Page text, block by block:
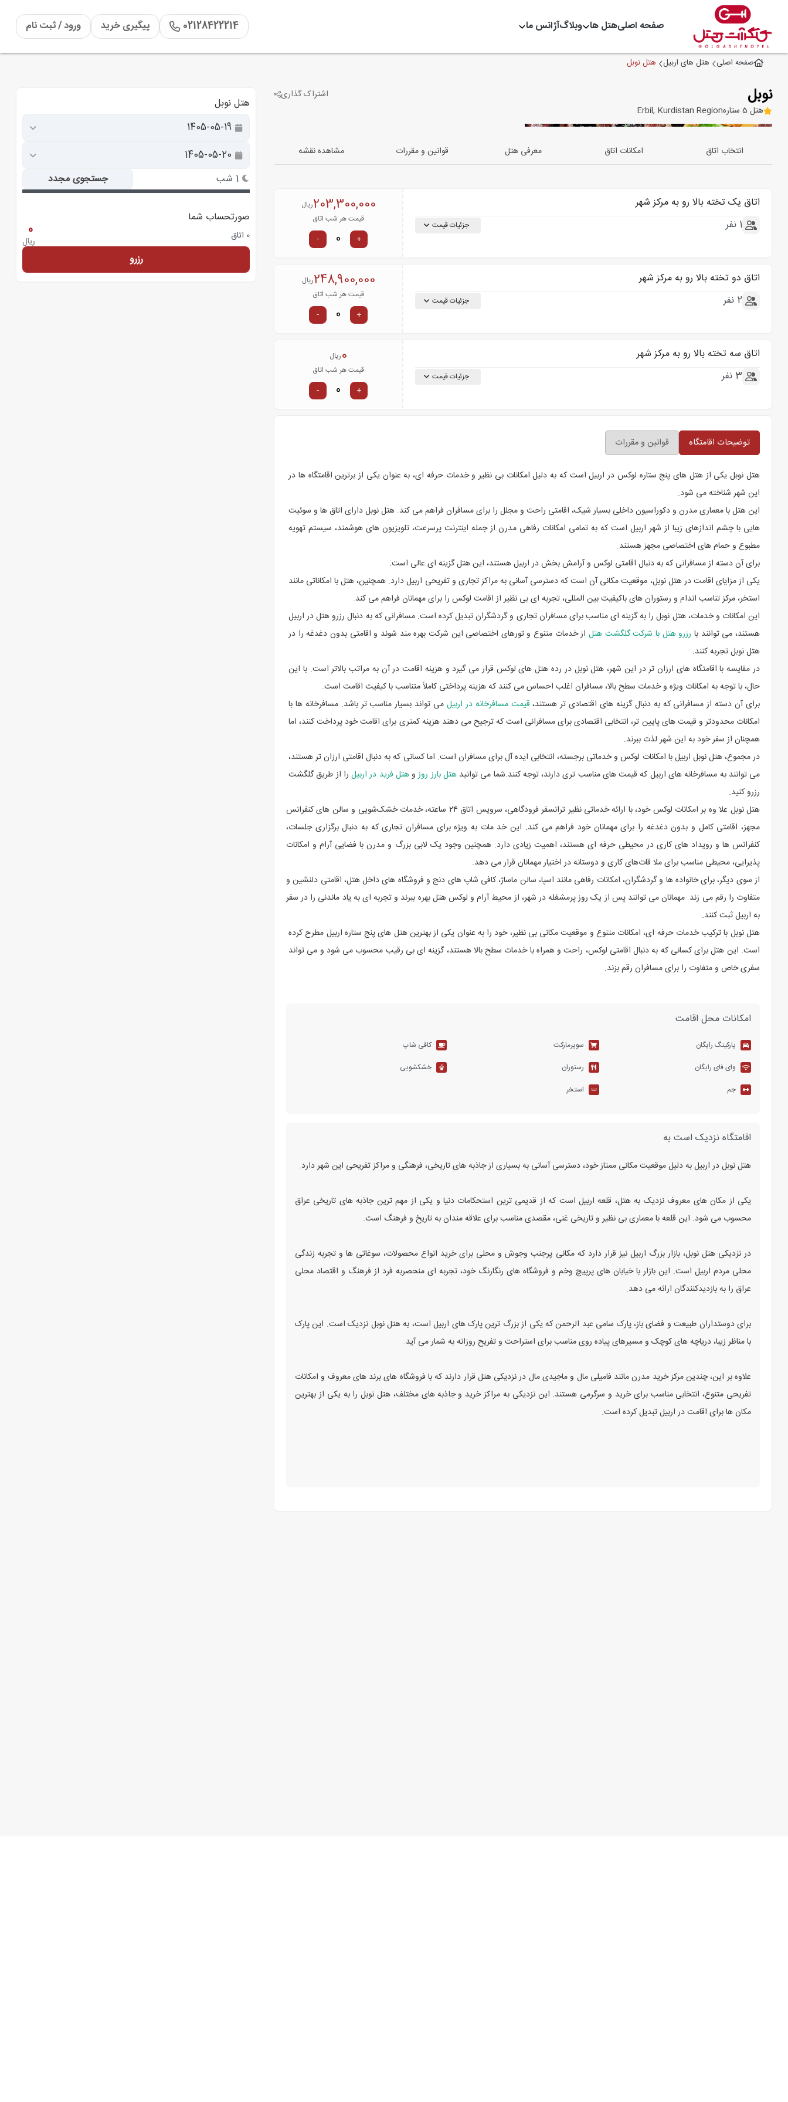
صفحه اصلیهتل ها وبلاگآژانس ما 02128422214 پیگیری خرید ورود / ثبت نام
صفحه اصلی هتل های اربیل هتل نوبل
نوبل
هتل 5 ستاره Erbil, Kurdistan Region
اشتراک گذاری
انتخاب اتاق امکانات اتاق معرفی هتل قوانین و مقررات مشاهده نقشه
اتاق یک تخته بالا رو به مرکز شهر
1 نفر
جزئیات قیمت
203,300,000ریال
قیمت هر شب اتاق
+
-
اتاق دو تخته بالا رو به مرکز شهر
2 نفر
جزئیات قیمت
248,900,000ریال
قیمت هر شب اتاق
+
-
اتاق سه تخته بالا رو به مرکز شهر
3 نفر
جزئیات قیمت
0ریال
قیمت هر شب اتاق
+
-
توضیحات اقامتگاه قوانین و مقررات
هتل نوبل یکی از هتل های پنج ستاره لوکس در اربیل است که به دلیل امکانات بی نظیر و خدمات حرفه ای، به عنوان یکی از برترین اقامتگاه ها در
این شهر شناخته می شود.
این هتل با معماری مدرن و دکوراسیون داخلی بسیار شیک، اقامتی راحت و مجلل را برای مسافران فراهم می کند. هتل نوبل دارای اتاق ها و سوئیت
هایی با چشم اندازهای زیبا از شهر اربیل است که به تمامی امکانات رفاهی مدرن از جمله اینترنت پرسرعت، تلویزیون های هوشمند، سیستم تهویه
مطبوع و حمام های اختصاصی مجهز هستند.
برای آن دسته از مسافرانی که به دنبال اقامتی لوکس و آرامش بخش در اربیل هستند، این هتل گزینه ای عالی است.
یکی از مزایای اقامت در هتل نوبل، موقعیت مکانی آن است که دسترسی آسانی به مراکز تجاری و تفریحی اربیل دارد. همچنین، هتل با امکاناتی مانند
استخر، مرکز تناسب اندام و رستوران های باکیفیت بین المللی، تجربه ای بی نظیر از اقامت لوکس را برای مهمانان فراهم می کند.
این امکانات و خدمات، هتل نوبل را به گزینه ای مناسب برای مسافران تجاری و گردشگران تبدیل کرده است. مسافرانی که به دنبال رزرو هتل در اربیل
هستند، می توانند با رزرو هتل با شرکت گلگشت هتلاز خدمات متنوع و تورهای اختصاصی این شرکت بهره مند شوند و اقامتی بدون دغدغه را در
هتل نوبل تجربه کنند.
در مقایسه با اقامتگاه های ارزان تر در این شهر، هتل نوبل در رده هتل های لوکس قرار می گیرد و هزینه اقامت در آن به مراتب بالاتر است. با این
حال، با توجه به امکانات ویژه و خدمات سطح بالا، مسافران اغلب احساس می کنند که هزینه پرداختی کاملاً متناسب با کیفیت اقامت است.
برای آن دسته از مسافرانی که به دنبال گزینه های اقتصادی تر هستند، قیمت مسافرخانه در اربیل می تواند بسیار مناسب تر باشد. مسافرخانه ها با
امکانات محدودتر و قیمت های پایین تر، انتخابی اقتصادی برای مسافرانی است که ترجیح می دهند هزینه کمتری برای اقامت خود پرداخت کنند، اما
همچنان از سفر خود به این شهر لذت ببرند.
در مجموع، هتل نوبل اربیل با امکانات لوکس و خدماتی برجسته، انتخابی ایده آل برای مسافران است. اما کسانی که به دنبال اقامتی ارزان تر هستند،
می توانند به مسافرخانه های اربیل که قیمت های مناسب تری دارند، توجه کنند.شما می توانیدهتل بارز روزوهتل فرید در اربیلرا از طریق گلگشت
رزرو کنید.
هتل نوبل علا وه بر امکانات لوکس خود، با ارائه خدماتی نظیر ترانسفر فرودگاهی، سرویس اتاق ۲۴ ساعته، خدمات خشک‌شویی و سالن ‌های کنفرانس
مجهز، اقامتی کامل و بدون دغدغه را برای مهمانان خود فراهم می ‌کند. این خد مات به ‌ویژه برای مسافران تجاری که به ‌دنبال برگزاری جلسات،
کنفرانس ‌ها و رویداد های کاری در محیطی حرفه ‌ای هستند، اهمیت زیادی دارد. همچنین وجود یک لابی بزرگ و مدرن با فضایی آرام و امکانات
پذیرایی، محیطی مناسب برای ملا قات‌های کاری و دوستانه در اختیار مهمانان قرار می ‌دهد.
از سوی دیگر، برای خانواده‌ ها و گردشگران، امکانات رفاهی مانند اسپا، سالن ماساژ، کافی ‌شاپ‌ های دنج و فروشگاه ‌های داخل هتل، اقامتی دلنشین و
متفاوت را رقم می ‌زند. مهمانان می ‌توانند پس از یک روز پرمشغله در شهر، از محیط آرام و لوکس هتل بهره ببرند و تجربه ‌ای به ‌یاد ماندنی را در سفر
به اربیل ثبت کنند.
هتل نوبل با ترکیب خدمات حرفه ‌ای، امکانات متنوع و موقعیت مکانی بی ‌نظیر، خود را به‌ عنوان یکی از بهترین هتل ‌های پنج ستاره اربیل مطرح کرده
است. این هتل برای کسانی که به ‌دنبال اقامتی لوکس، راحت و همراه با خدمات سطح بالا هستند، گزینه ‌ای بی ‌رقیب محسوب می ‌شود و می ‌تواند
سفری خاص و متفاوت را برای مسافران رقم بزند.
امکانات محل اقامت
پارکینگ رایگان سوپرمارکت
کافی شاپ
وای فای رایگان
رستوران
خشکشویی
جم
استخر
اقامتگاه نزدیک است به
هتل نوبل در اربیل به دلیل موقعیت مکانی ممتاز خود، دسترسی آسانی به بسیاری از جاذبه‌ های تاریخی، فرهنگی و مراکز تفریحی این شهر دارد.
یکی از مکان ‌های معروف نزدیک به هتل، قلعه اربیل است که از قدیمی ‌ترین استحکامات دنیا و یکی از مهم‌ ترین جاذبه‌ های تاریخی عراق
محسوب می ‌شود. این قلعه با معماری بی ‌نظیر و تاریخی غنی، مقصدی مناسب برای علاقه ‌مندان به تاریخ و فرهنگ است.
در نزدیکی هتل نوبل، بازار بزرگ اربیل نیز قرار دارد که مکانی پرجنب ‌وجوش و محلی برای خرید انواع محصولات، سوغاتی ‌ها و تجربه زندگی
محلی مردم اربیل است. این بازار با خیابان ‌های پرپیچ‌ وخم و فروشگاه‌ های رنگارنگ خود، تجربه ‌ای منحصربه ‌فرد از فرهنگ و اقتصاد محلی
عراق را به بازدیدکنندگان ارائه می ‌دهد.
برای دوستداران طبیعت و فضای باز، پارک سامی عبد الرحمن که یکی از بزرگ ‌ترین پارک‌ های اربیل است، به هتل نوبل نزدیک است. این پارک
با مناظر زیبا، دریاچه ‌های کوچک و مسیرهای پیاده ‌روی مناسب برای استراحت و تفریح روزانه به شمار می ‌آید.
علاوه بر این، چندین مرکز خرید مدرن مانند فامیلی مال و ماجیدی مال در نزدیکی هتل قرار دارند که با فروشگاه ‌های برند های معروف و امکانات
تفریحی متنوع، انتخابی مناسب برای خرید و سرگرمی هستند. این نزدیکی به مراکز خرید و جاذبه‌ های مختلف، هتل نوبل را به یکی از بهترین
مکان ‌ها برای اقامت در اربیل تبدیل کرده است.
هتل نوبل
1 شب جستجوی مجدد
صورتحساب شما
0 اتاق 0
ریال
رزرو